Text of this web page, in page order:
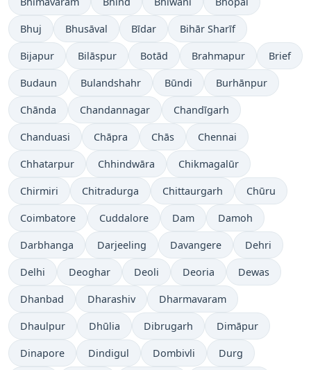
Bhuj Bhusāval Bīdar Bihār Sharīf
Bijapur Bilāspur Botād Brahmapur Brief
Budaun Bulandshahr Būndi Burhānpur
Chānda Chandannagar Chandīgarh
Chanduasi Chāpra Chās Chennai
Chhatarpur Chhindwāra Chikmagalūr
Chirmiri Chitradurga Chittaurgarh Chūru
Coimbatore Cuddalore Dam Damoh
Darbhanga Darjeeling Davangere Dehri
Delhi Deoghar Deoli Deoria Dewas
Dhanbad Dharashiv Dharmavaram
Dhaulpur Dhūlia Dibrugarh Dimāpur
Dinapore Dindigul Dombivli Durg